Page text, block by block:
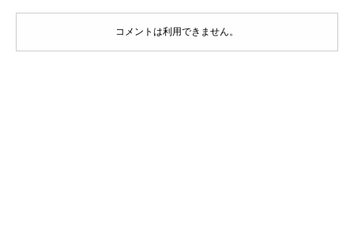
コメントは利用できません。